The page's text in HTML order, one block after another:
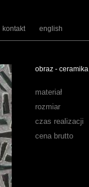
kontakt english
obraz - ceramika
materiał
rozmiar
czas realizacji
cena brutto